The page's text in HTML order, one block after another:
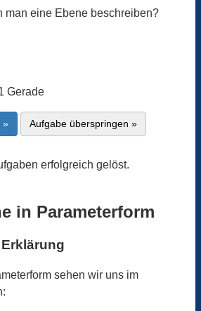
man eine Ebene beschreiben?
Gerade
» Aufgabe überspringen »
erfolgreich gelöst.
in Parameterform
sehen wir uns im